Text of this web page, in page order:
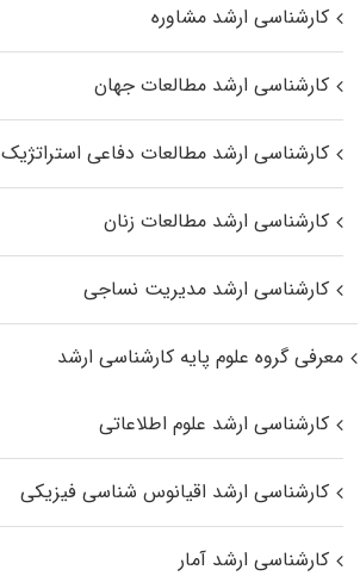
کارشناسی ارشد مشاوره
کارشناسی ارشد مطالعات جهان
کارشناسی ارشد مطالعات دفاعی استراتژیک
کارشناسی ارشد مطالعات زنان
کارشناسی ارشد مدیریت نساجی
معرفی گروه علوم پایه کارشناسی ارشد
کارشناسی ارشد علوم اطلاعاتی
کارشناسی ارشد اقیانوس‌ شناسی فیزیکی
کارشناسی ارشد آمار